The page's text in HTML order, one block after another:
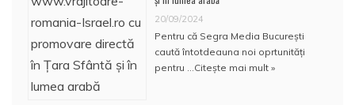
20/09/2024
Pentru că Segra Media București
caută întotdeauna noi oprtunități
pentru …Citește mai mult »